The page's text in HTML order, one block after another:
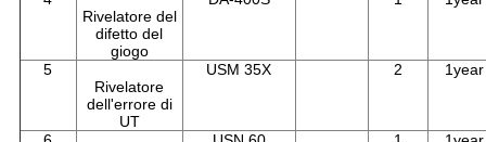
Rivelatore del
difetto del
giogo
5
Rivelatore
dell'errore di
UT
USM 35X 2 1year